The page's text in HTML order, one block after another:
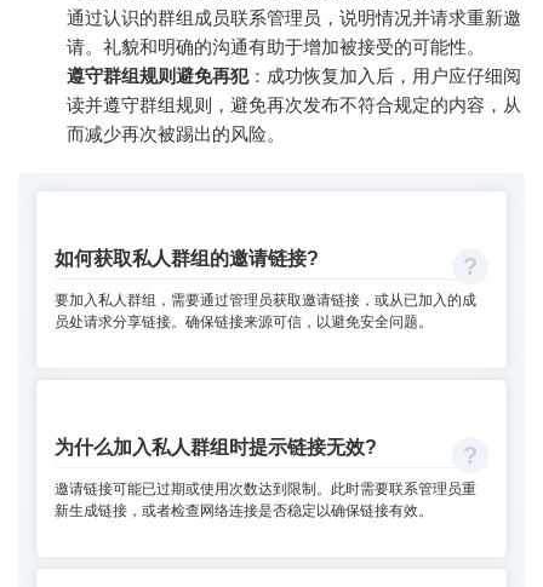
通过认识的群组成员联系管理员，说明情况并请求重新邀
请。礼貌和明确的沟通有助于增加被接受的可能性。
遵守群组规则避免再犯：成功恢复加入后，用户应仔细阅
读并遵守群组规则，避免再次发布不符合规定的内容，从
而减少再次被踢出的风险。
如何获取私人群组的邀请链接?
要加入私人群组，需要通过管理员获取邀请链接，或从已加入的成
员处请求分享链接。确保链接来源可信，以避免安全问题。
为什么加入私人群组时提示链接无效?
邀请链接可能已过期或使用次数达到限制。此时需要联系管理员重
新生成链接，或者检查网络连接是否稳定以确保链接有效。